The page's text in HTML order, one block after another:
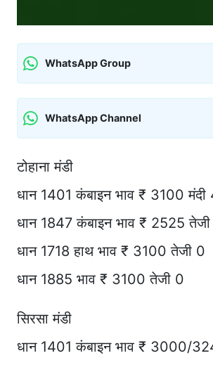
WhatsApp Group
WhatsApp Channel
टोहाना मंडी
धान 1401 कंबाइन भाव ₹ 3100 मंदी
धान 1847 कंबाइन भाव ₹ 2525
धान 1718 हाथ भाव ₹ 3100 तेजी 0
धान 1885 भाव ₹ 3100 तेजी 0
सिरसा मंडी
धान 1401 कंबाइन भाव ₹ 3000/